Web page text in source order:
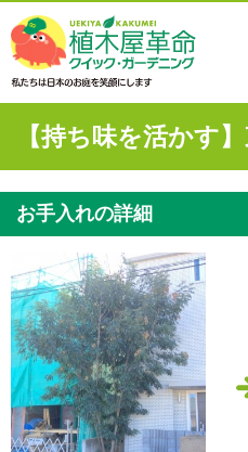
【持ち味を活かす
お手入れの詳細